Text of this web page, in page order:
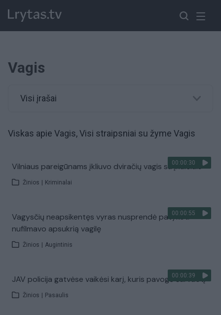
Vagis
Visi įrašai
Viskas apie Vagis, Visi straipsniai su žyme Vagis
00:00:30
Vilniaus pareigūnams įkliuvo dviračių vagis su įkalčiais
Žinios Kriminalai
00:00:55
Vagysčių neapsikentęs vyras nusprendė patykoti –
nufilmavo apsukrią vagilę
Žinios Augintinis
00:00:39
JAV policija gatvėse vaikėsi karį, kuris pavogė šarvuotį
Žinios Pasaulis